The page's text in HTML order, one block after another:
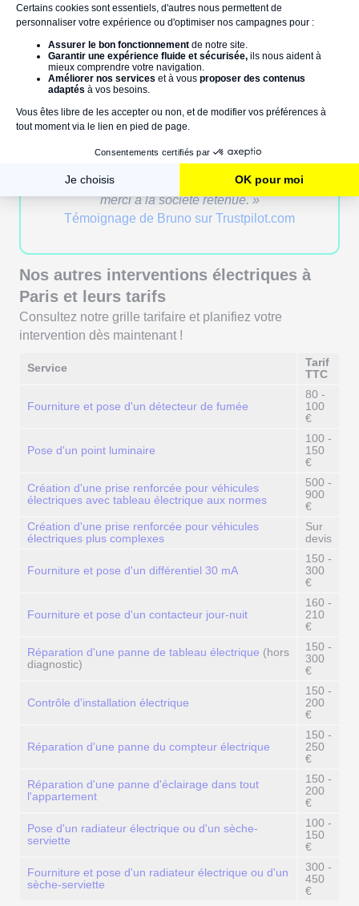
Si vous êtes confronté à unepanne affectant plusieurs
prises, le coût varie de 150 à 250 euros.
Ce que nos clients disent de nous :
« Réactif... Pro... Très sympa et honnête !
Intervention pour changer toutes les prise de
courant d'un appartement en rénovation. Très
réactif pour venir visiter et faire un devis clair.
Intervention pro et super sympa. Respect du
délai. Prix ajusté au temps réel passé. Bravo et
merci à la société retenue. »
Témoignage de Bruno sur Trustpilot.com
Nos autres interventions électriques à
Paris et leurs tarifs
Consultez notre grille tarifaire et planifiez votre
intervention dès maintenant !
Service
Tarif
TTC
Fourniture et pose d'un détecteur de fumée
80 -
100
€
Pose d'un point luminaire
100 -
150
€
Création d'une prise renforcée pour véhicules
électriques avec tableau électrique aux normes
500 -
900
€
Création d'une prise renforcée pour véhicules
électriques plus complexes
Sur
devis
Fourniture et pose d'un différentiel 30 mA
150 -
300
€
Fourniture et pose d'un contacteur jour-nuit
160 -
210
€
Réparation d'une panne de tableau électrique (hors
diagnostic)
150 -
300
€
Contrôle d'installation électrique
150 -
200
€
Réparation d'une panne du compteur électrique
150 -
250
€
Réparation d'une panne d'éclairage dans tout
l'appartement
150 -
200
€
Pose d'un radiateur électrique ou d'un sèche-
serviette
100 -
150
€
Fourniture et pose d'un radiateur électrique ou d'un
sèche-serviette
300 -
450
€